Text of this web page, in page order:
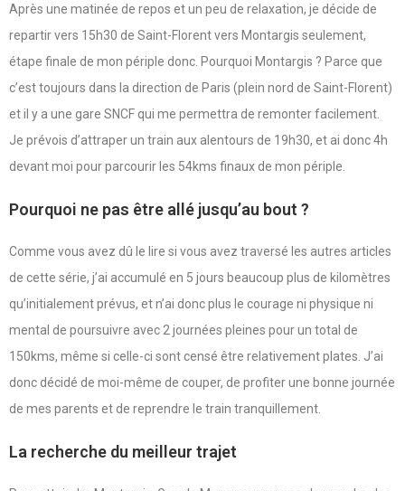
Après une matinée de repos et un peu de relaxation, je décide de
repartir vers 15h30 de Saint-Florent vers Montargis seulement,
étape finale de mon périple donc. Pourquoi Montargis ? Parce que
c’est toujours dans la direction de Paris (plein nord de Saint-Florent)
et il y a une gare SNCF qui me permettra de remonter facilement.
Je prévois d’attraper un train aux alentours de 19h30, et ai donc 4h
devant moi pour parcourir les 54kms finaux de mon périple.
Pourquoi ne pas être allé jusqu’au bout ?
Comme vous avez dû le lire si vous avez traversé les autres articles
de cette série, j’ai accumulé en 5 jours beaucoup plus de kilomètres
qu’initialement prévus, et n’ai donc plus le courage ni physique ni
mental de poursuivre avec 2 journées pleines pour un total de
150kms, même si celle-ci sont censé être relativement plates. J’ai
donc décidé de moi-même de couper, de profiter une bonne journée
de mes parents et de reprendre le train tranquillement.
La recherche du meilleur trajet